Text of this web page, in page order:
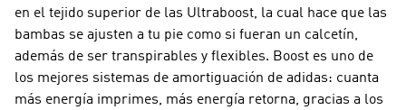
en el tejido superior de las Ultraboost, la cual hace que las
bambas se ajusten a tu pie como si fueran un calcetín,
además de ser transpirables y flexibles. Boost es uno de
los mejores sistemas de amortiguación de adidas: cuanta
más energía imprimes, más energía retorna, gracias a los